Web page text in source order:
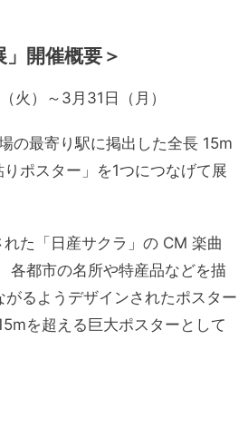
開催概要＞
火）～3月31日（月）
最寄り駅に掲出した全長 15m
ポスター」を1つにつなげて展
た「日産サクラ」の CM 楽曲
各都市の名所や特産品などを描
るようデザインされたポスター
を超える巨大ポスターとして